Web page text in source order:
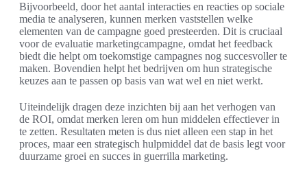
Bijvoorbeeld, door het aantal interacties en reacties op sociale
media te analyseren, kunnen merken vaststellen welke
elementen van de campagne goed presteerden. Dit is cruciaal
voor de evaluatie marketingcampagne, omdat het feedback
biedt die helpt om toekomstige campagnes nog succesvoller te
maken. Bovendien helpt het bedrijven om hun strategische
keuzes aan te passen op basis van wat wel en niet werkt.
Uiteindelijk dragen deze inzichten bij aan het verhogen van
de ROI, omdat merken leren om hun middelen effectiever in
te zetten. Resultaten meten is dus niet alleen een stap in het
proces, maar een strategisch hulpmiddel dat de basis legt voor
duurzame groei en succes in guerrilla marketing.